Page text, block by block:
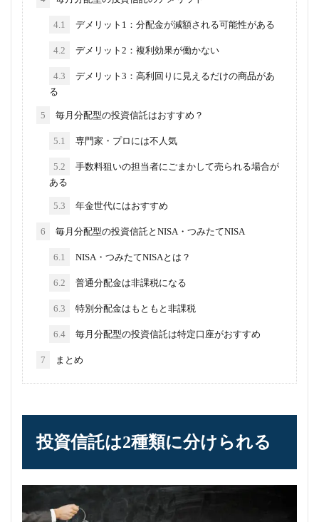
4.1 デメリット1：分配金が減額される可能性がある
4.2 デメリット2：複利効果が働かない
4.3
デメリット3：高利回りに見えるだけの商品があ
る
5 毎月分配型の投資信託はおすすめ？
5.1 専門家・プロには不人気
5.2
手数料狙いの担当者にごまかして売られる場合が
ある
5.3 年金世代にはおすすめ
6 毎月分配型の投資信託とNISA・つみたてNISA
6.1 NISA・つみたてNISAとは？
6.2 普通分配金は非課税になる
6.3 特別分配金はもともと非課税
6.4 毎月分配型の投資信託は特定口座がおすすめ
7 まとめ
投資信託は2種類に分けられる